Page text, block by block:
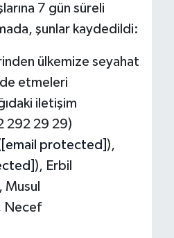
7 gün süreli
şunlar kaydedildi:
ülkemize seyahat
etmeleri
iletişim
292 29 29)
[email protected] ),
), Erbil
Musul
Necef